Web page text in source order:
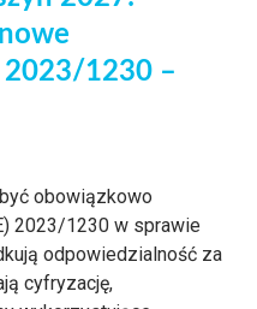
2023/1230 –
obowiązkowo
2023/1230 w sprawie
odpowiedzialność za
cyfryzację,